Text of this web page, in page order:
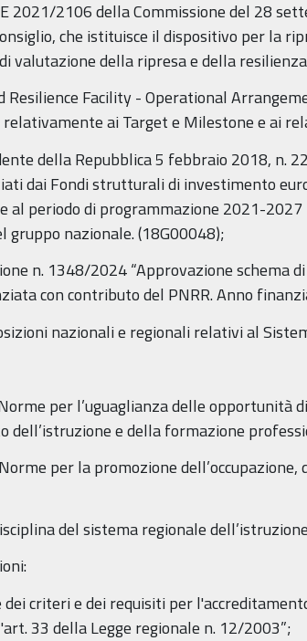
2106 della Commissione del 28
che istituisce il dispositivo per la
valutazione della ripresa e della
Facility - Operational
ai Target e Milestone e ai
della Repubblica 5 febbraio 2018, n.
dai Fondi strutturali di investimento
al periodo di programmazione 2021-
gruppo nazionale. (18G00048);
n. 1348/2024 “Approvazione schema
con contributo del PNRR. Anno
nazionali e regionali relativi al
per l’uguaglianza delle opportunità
e della formazione
per la promozione dell’occupazione,
del sistema regionale
criteri e dei requisiti per
33 della Legge regionale n. 12/2003”;